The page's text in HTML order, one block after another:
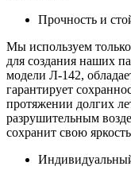
Прочность и
Мы используем
для создания наших
модели Л-142,
гарантирует
протяжении долгих
разрушительным
сохранит свою